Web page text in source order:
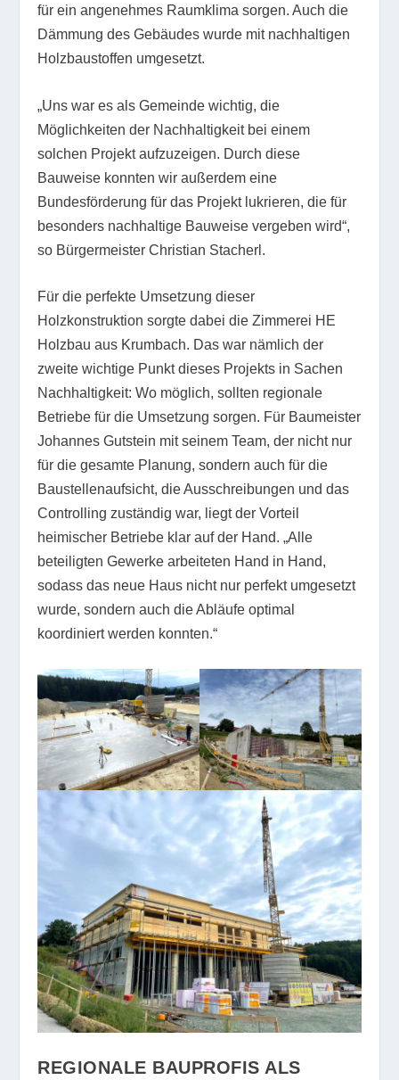
für ein angenehmes Raumklima sorgen. Auch die
Dämmung des Gebäudes wurde mit nachhaltigen
Holzbaustoffen umgesetzt.
„Uns war es als Gemeinde wichtig, die
Möglichkeiten der Nachhaltigkeit bei einem
solchen Projekt aufzuzeigen. Durch diese
Bauweise konnten wir außerdem eine
Bundesförderung für das Projekt lukrieren, die für
besonders nachhaltige Bauweise vergeben wird“,
so Bürgermeister Christian Stacherl.
Für die perfekte Umsetzung dieser
Holzkonstruktion sorgte dabei die Zimmerei HE
Holzbau aus Krumbach. Das war nämlich der
zweite wichtige Punkt dieses Projekts in Sachen
Nachhaltigkeit: Wo möglich, sollten regionale
Betriebe für die Umsetzung sorgen. Für Baumeister
Johannes Gutstein mit seinem Team, der nicht nur
für die gesamte Planung, sondern auch für die
Baustellenaufsicht, die Ausschreibungen und das
Controlling zuständig war, liegt der Vorteil
heimischer Betriebe klar auf der Hand. „Alle
beteiligten Gewerke arbeiteten Hand in Hand,
sodass das neue Haus nicht nur perfekt umgesetzt
wurde, sondern auch die Abläufe optimal
koordiniert werden konnten.“
REGIONALE BAUPROFIS ALS